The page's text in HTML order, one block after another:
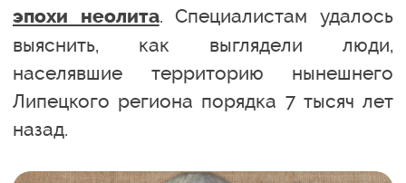
эпохи неолита. Специалистам удалось
выяснить, как выглядели люди,
населявшие территорию нынешнего
Липецкого региона порядка 7 тысяч лет
назад.